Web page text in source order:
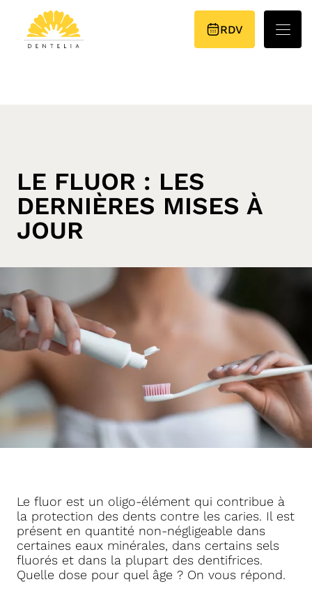
RDV
NOUS REJOINDRE
LE FLUOR : LES
DERNIÈRES MISES À
JOUR
Le fluor est un oligo-élément qui contribue à
la protection des dents contre les caries. Il est
présent en quantité non-négligeable dans
certaines eaux minérales, dans certains sels
fluorés et dans la plupart des dentifrices.
Quelle dose pour quel âge ? On vous répond.